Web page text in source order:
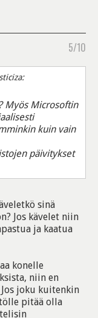
5/10
Myös Microsoftin
kuin vain
päivitykset
sinä
Jos kävelet niin
ja kaatua
konelle
niin en
joku kuitenkin
pitää olla